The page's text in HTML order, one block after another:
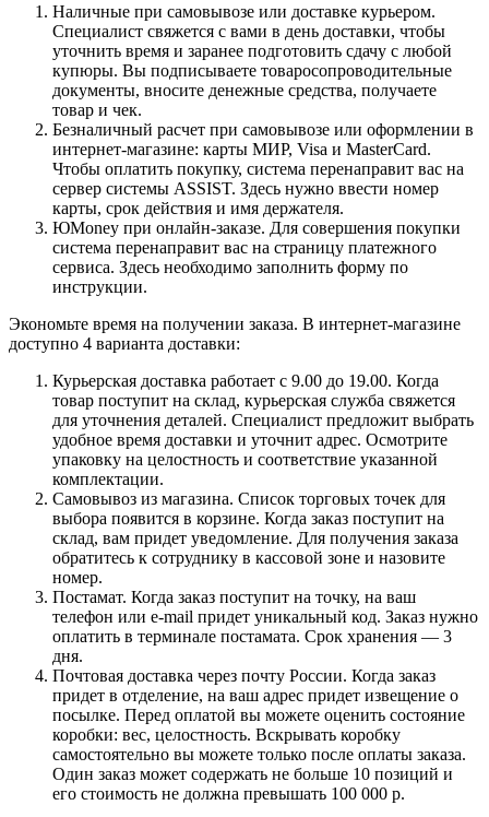
Наличные при самовывозе или доставке курьером.
Специалист свяжется с вами в день доставки, чтобы
уточнить время и заранее подготовить сдачу с любой
купюры. Вы подписываете товаросопроводительные
документы, вносите денежные средства, получаете
товар и чек.
Безналичный расчет при самовывозе или оформлении в
интернет-магазине: карты МИР, Visa и MasterCard.
Чтобы оплатить покупку, система перенаправит вас на
сервер системы ASSIST. Здесь нужно ввести номер
карты, срок действия и имя держателя.
ЮMoney при онлайн-заказе. Для совершения покупки
система перенаправит вас на страницу платежного
сервиса. Здесь необходимо заполнить форму по
инструкции.
Экономьте время на получении заказа. В интернет-магазине
доступно 4 варианта доставки:
Курьерская доставка работает с 9.00 до 19.00. Когда
товар поступит на склад, курьерская служба свяжется
для уточнения деталей. Специалист предложит выбрать
удобное время доставки и уточнит адрес. Осмотрите
упаковку на целостность и соответствие указанной
комплектации.
Самовывоз из магазина. Список торговых точек для
выбора появится в корзине. Когда заказ поступит на
склад, вам придет уведомление. Для получения заказа
обратитесь к сотруднику в кассовой зоне и назовите
номер.
Постамат. Когда заказ поступит на точку, на ваш
телефон или e-mail придет уникальный код. Заказ нужно
оплатить в терминале постамата. Срок хранения — 3
дня.
Почтовая доставка через почту России. Когда заказ
придет в отделение, на ваш адрес придет извещение о
посылке. Перед оплатой вы можете оценить состояние
коробки: вес, целостность. Вскрывать коробку
самостоятельно вы можете только после оплаты заказа.
Один заказ может содержать не больше 10 позиций и
его стоимость не должна превышать 100 000 р.